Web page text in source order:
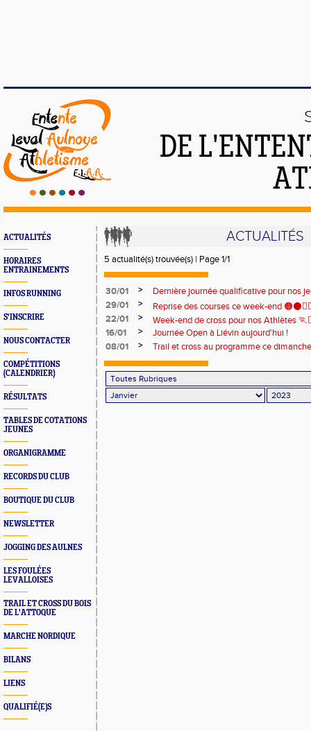
DE
ACTUALITÉS
HORAIRES
ENTRAINEMENTS
INFOS RUNNING
S'INSCRIRE
NOUS CONTACTER
COMPÉTITIONS
(CALENDRIER)
RÉSULTATS
TABLES DE COTATIONS
JEUNES
ORGANIGRAMME
RECORDS DU CLUB
BOUTIQUE DU CLUB
NEWSLETTER
JOGGING DES AULNES
LES FOULÉES
LEVALLOISES
TRAIL ET CROSS DU BOIS
DE L'ATTOQUE
MARCHE NORDIQUE
BILANS
LIENS
QUALIFIÉ(E)S
ACTUALITÉS
5 actualité(s) trouvée(s) | Page 1/1
30/01 >
Dernière journée qualificative pour nos
29/01
>
Reprise des courses ce week-end
22/01
>
Week-end de cross pour nos Athlètes
16/01
>
Journée Open à Liévin aujourd'hui !
08/01
> Trail et cross au programme ce